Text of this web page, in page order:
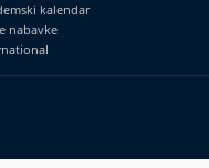
kalendar
nabavke